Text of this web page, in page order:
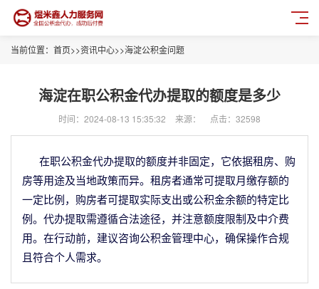
当前位置： 首页>>资讯中心>>海淀公积金问题
海淀在职公积金代办提取的额度是多少
时间：2024-08-13 15:35:32 来源： 点击：32598
在职公积金代办提取的额度并非固定，它依据租房、购
房等用途及当地政策而异。租房者通常可提取月缴存额的
一定比例，购房者可提取实际支出或公积金余额的特定比
例。代办提取需遵循合法途径，并注意额度限制及中介费
用。在行动前，建议咨询公积金管理中心，确保操作合规
且符合个人需求。